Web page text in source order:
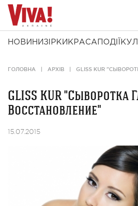
НОВИНИ ЗІРКИ КРАСА ПОДІЇ
ГОЛОВНА АРХІВ GLISS KUR
GLISS KUR "Сыворотка
Восстановление"
15.07.2015